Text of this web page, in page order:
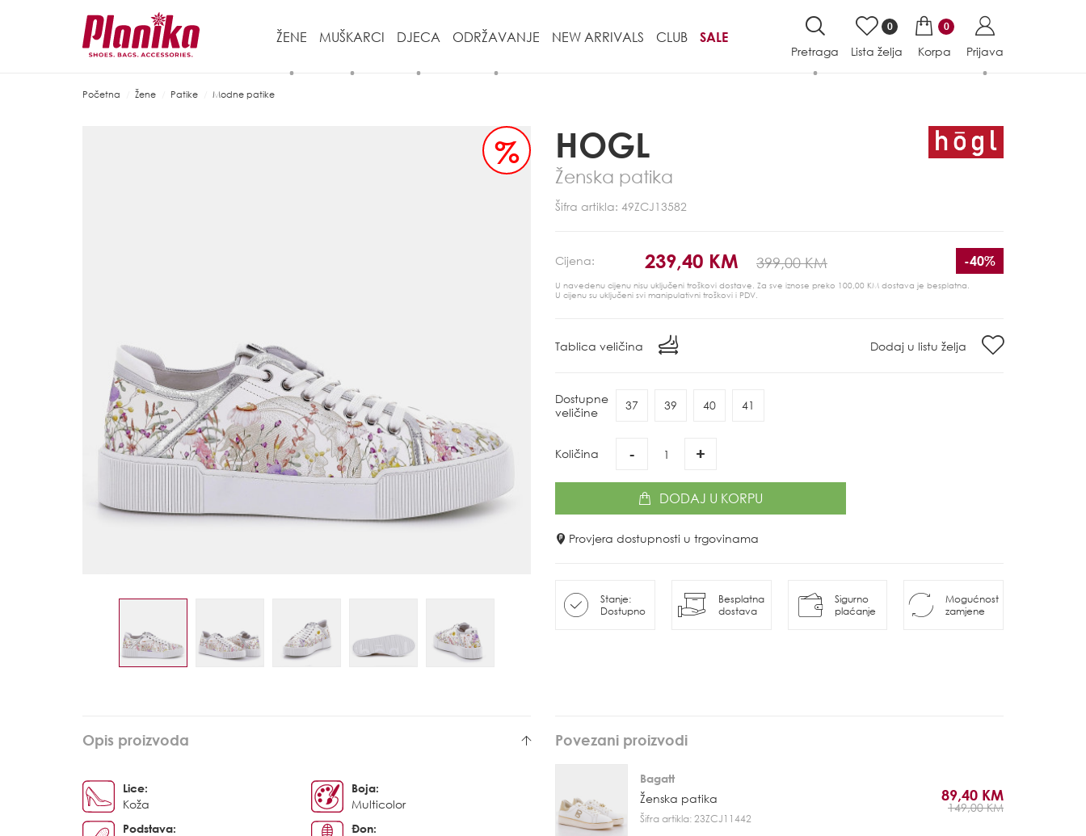
ŽENE MUŠKARCI DJECA ODRŽAVANJE NEW ARRIVALS CLUB SALE
Pretraga
0
Lista želja
0
Korpa Prijava
Početna Žene Patike Modne patike
% HOGL
Ženska patika
Šifra artikla: 49ZCJ13582
Cijena: 239,40 KM 399,00 KM -40%
U navedenu cijenu nisu uključeni troškovi dostave. Za sve iznose preko 100,00 KM dostava je besplatna.
U cijenu su uključeni svi manipulativni troškovi i PDV.
Tablica veličina Dodaj u listu želja
Dostupne
veličine
37 39 40 41
Količina - +
DODAJ U KORPU
Provjera dostupnosti u trgovinama
Stanje:
Dostupno
Besplatna
dostava
Sigurno
plaćanje
Mogućnost
zamjene
Opis proizvoda
Lice:
Koža
Boja:
Multicolor
Podstava:
Đon:
Povezani proizvodi
Bagatt
Ženska patika
Šifra artikla: 23ZCJ11442
89,40 KM
149,00 KM